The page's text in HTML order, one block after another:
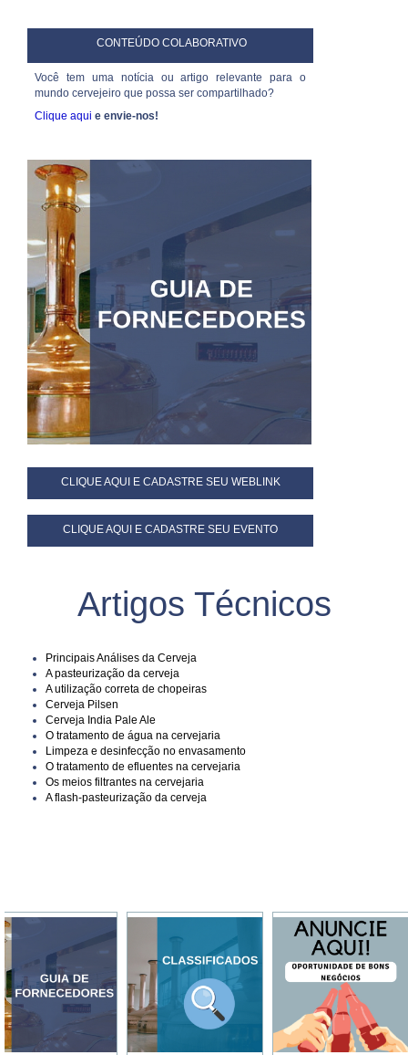
CONTEÚDO COLABORATIVO
Você tem uma notícia ou artigo relevante para o
mundo cervejeiro que possa ser compartilhado?
Clique aqui e envie-nos!
CLIQUE AQUI E CADASTRE SEU WEBLINK
CLIQUE AQUI E CADASTRE SEU EVENTO
Artigos Técnicos
Principais Análises da Cerveja
A pasteurização da cerveja
A utilização correta de chopeiras
Cerveja Pilsen
Cerveja India Pale Ale
O tratamento de água na cervejaria
Limpeza e desinfecção no envasamento
O tratamento de efluentes na cervejaria
Os meios filtrantes na cervejaria
A flash-pasteurização da cerveja